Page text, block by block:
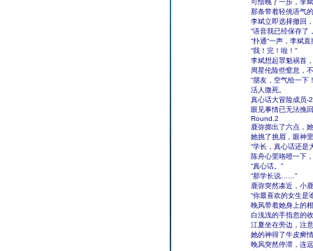
可惜晚了一步，李
那条带着轻佻语气
李斌立即选择撤回
“语音我已经保存了
“扑通“一声，李斌
“我！完！啦！”
李斌想起罪魁祸首
周星伦险些窒息，
“朋友，空气给一下
活人微死。
真心话大冒险成员-
眼见事情已无法挽
Round.2
鹿弥掷出了六点，
她挑了挑眉，眼神
“学长，真心话还是
陈舟心里咯噔一下
“真心话。”
“那学长说……”
鹿弥突然凑近，小
“你最喜欢的女生是
晚风带着她身上的
白浅浅的手指忽的
江夏坐在旁边，注
她的神得了牛皮癣
晚风突然停滞，连